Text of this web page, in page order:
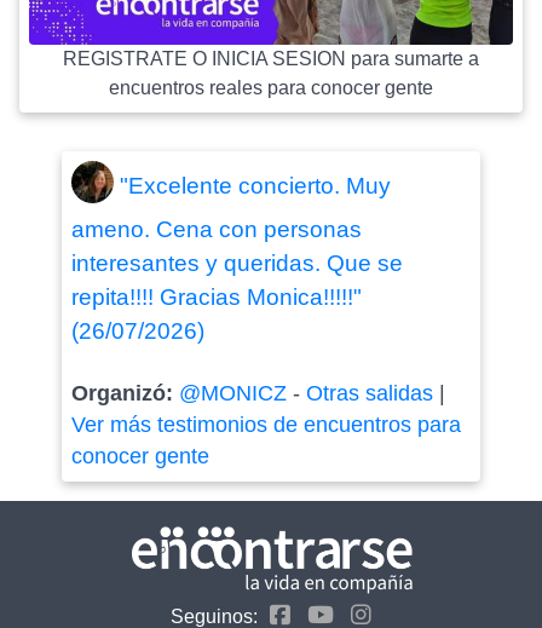
REGISTRATE O INICIA SESION para sumarte a
encuentros reales para conocer gente
"Excelente concierto. Muy
ameno. Cena con personas
interesantes y queridas. Que se
repita!!!! Gracias Monica!!!!!"
(26/07/2026)
Organizó: @MONICZ- Otras salidas|
Ver más testimonios de encuentros para
conocer gente
Seguinos: